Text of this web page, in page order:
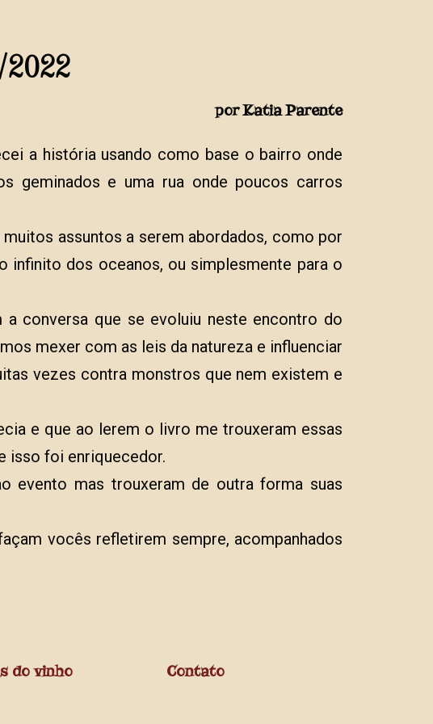
2022
por Katia Parente
a história usando como base o bairro onde
geminados e uma rua onde poucos carros
assuntos a serem abordados, como por
infinito dos oceanos, ou simplesmente para o
conversa que se evoluiu neste encontro do
mexer com as leis da natureza e influenciar
vezes contra monstros que nem existem e
e que ao lerem o livro me trouxeram essas
isso foi enriquecedor.
evento mas trouxeram de outra forma suas
vocês refletirem sempre, acompanhados
do vinho Contato